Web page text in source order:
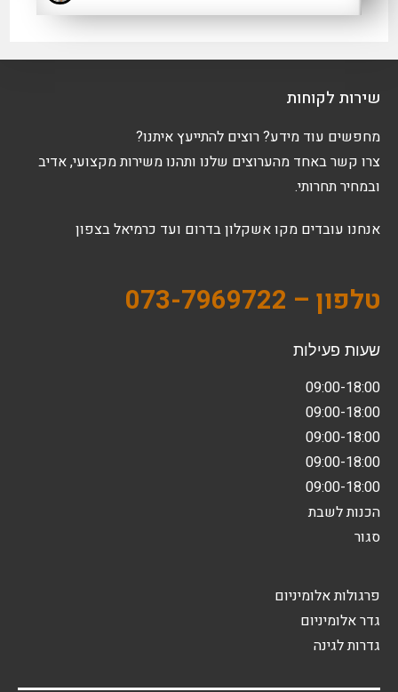
שירות לקוחות
מחפשים עוד מידע? רוצים להתייעץ איתנו?
צרו קשר באחד מהערוצים שלנו ותהנו משירות מקצועי, אדיב
ובמחיר תחרותי.
אנחנו עובדים מקו אשקלון בדרום ועד כרמיאל בצפון
טלפון – 073-7969722
שעות פעילות
09:00-18:00
09:00-18:00
09:00-18:00
09:00-18:00
09:00-18:00
הכנות לשבת
סגור
פרגולות אלומיניום
גדר אלומיניום
גדרות לגינה